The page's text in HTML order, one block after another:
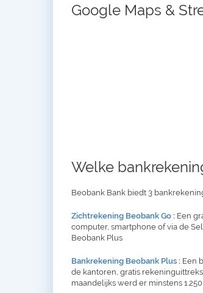
Google Maps &
Welke
Beobank Bank biedt 3
Zichtrekening Beobank Go : Een
computer, smartphone of via de
Beobank Plus
Bankrekening Beobank Plus : Een
de kantoren, gratis
maandelijks werd er minstens